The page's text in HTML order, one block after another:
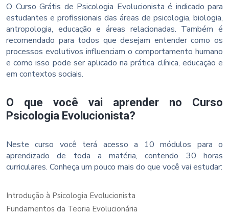
O Curso Grátis de Psicologia Evolucionista é indicado para
estudantes e profissionais das áreas de psicologia, biologia,
antropologia, educação e áreas relacionadas. Também é
recomendado para todos que desejam entender como os
processos evolutivos influenciam o comportamento humano
e como isso pode ser aplicado na prática clínica, educação e
em contextos sociais.
O que você vai aprender no Curso
Psicologia Evolucionista?
Neste curso você terá acesso a 10 módulos para o
aprendizado de toda a matéria, contendo 30 horas
curriculares. Conheça um pouco mais do que você vai estudar:
Introdução à Psicologia Evolucionista
Fundamentos da Teoria Evolucionária